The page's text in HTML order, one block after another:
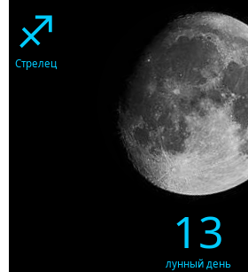
♐
Стрелец
13
лунный день